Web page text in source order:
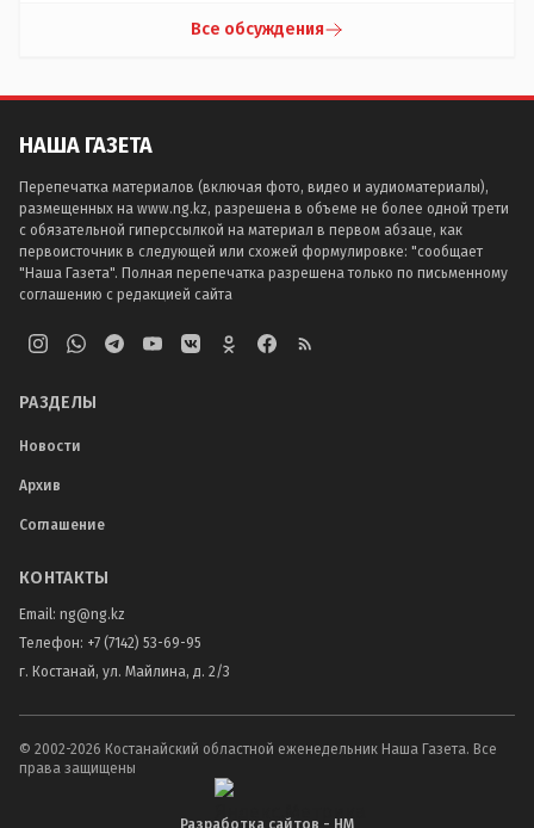
Все обсуждения
НАША ГАЗЕТА
Перепечатка материалов (включая фото, видео и аудиоматериалы),
размещенных на www.ng.kz, разрешена в объеме не более одной трети
с обязательной гиперссылкой на материал в первом абзаце, как
первоисточник в следующей или схожей формулировке: "сообщает
"Наша Газета". Полная перепечатка разрешена только по письменному
соглашению с редакцией сайта
РАЗДЕЛЫ
Новости
Архив
Соглашение
КОНТАКТЫ
Email: ng@ng.kz
Телефон: +7 (7142) 53-69-95
г. Костанай, ул. Майлина, д. 2/3
© 2002-2026 Костанайский областной еженедельник Наша Газета. Все
права защищены
Разработка сайтов - НМ